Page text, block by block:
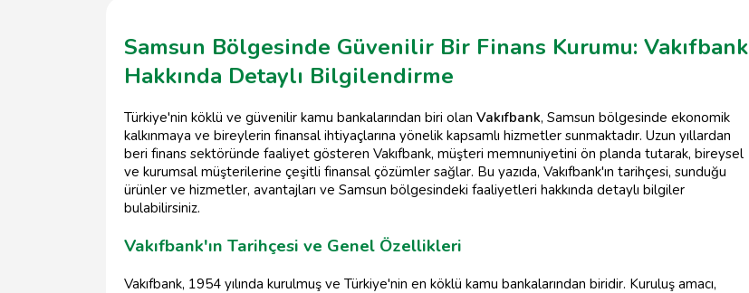
Samsun Bölgesinde Güvenilir Bir Finans Kurumu: Vakıfbank
Hakkında Detaylı Bilgilendirme
Türkiye'nin köklü ve güvenilir kamu bankalarından biri olan Vakıfbank, Samsun bölgesinde ekonomik
kalkınmaya ve bireylerin finansal ihtiyaçlarına yönelik kapsamlı hizmetler sunmaktadır. Uzun yıllardan
beri finans sektöründe faaliyet gösteren Vakıfbank, müşteri memnuniyetini ön planda tutarak, bireysel
ve kurumsal müşterilerine çeşitli finansal çözümler sağlar. Bu yazıda, Vakıfbank'ın tarihçesi, sunduğu
ürünler ve hizmetler, avantajları ve Samsun bölgesindeki faaliyetleri hakkında detaylı bilgiler
bulabilirsiniz.
Vakıfbank'ın Tarihçesi ve Genel Özellikleri
Vakıfbank, 1954 yılında kurulmuş ve Türkiye'nin en köklü kamu bankalarından biridir. Kuruluş amacı,